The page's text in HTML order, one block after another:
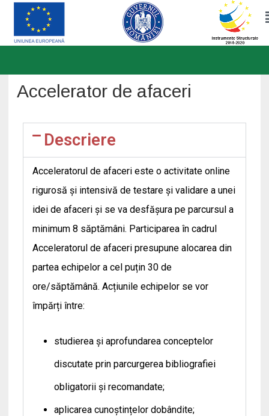
Skip
to
content
Accelerator de afaceri
Descriere
Acceleratorul de afaceri este o activitate online
rigurosă și intensivă de testare și validare a unei
idei de afaceri și se va desfășura pe parcursul a
minimum 8 săptămâni. Participarea în cadrul
Acceleratorul de afaceri presupune alocarea din
partea echipelor a cel puțin 30 de
ore/săptămână. Acțiunile echipelor se vor
împărți între:
studierea și aprofundarea conceptelor
discutate prin parcurgerea bibliografiei
obligatorii și recomandate;
aplicarea cunoștințelor dobândite;